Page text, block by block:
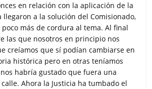
en relación con la aplicación de la
a la solución del Comisionado,
más de cordura al tema. Al final
las que nosotros en principio nos
creíamos que sí podían cambiarse en
histórica pero en otras teníamos
habría gustado que fuera una
Ahora la Justicia ha tumbado el